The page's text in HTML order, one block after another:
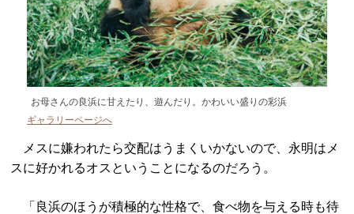
お母さんの良浜に甘えたり、遊んだり。かわいい盛りの彩浜
ギャラリーページへ
メスに嫌われたら交配はうまくいかないので、永明はメ
スに好かれるオスということになるのだろう。
「良浜のほうが積極的な性格で、食べ物を与える時も待